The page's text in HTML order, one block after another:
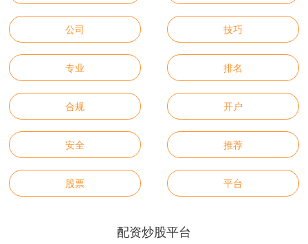
公司 技巧
专业 排名
合规 开户
安全 推荐
股票 平台
配资炒股平台